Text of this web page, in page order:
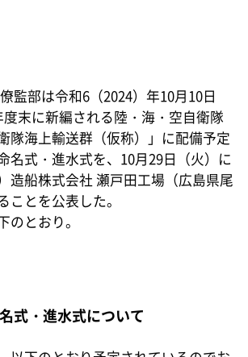
監部は令和6（2024）年10月10日
度末に新編される陸・海・空自衛隊
隊海上輸送群（仮称）」に配備予定
名式・進水式を、10月29日（火）に
造船株式会社 瀬戸田工場（広島県尾
ことを公表した。
とおり。
式・進水式について